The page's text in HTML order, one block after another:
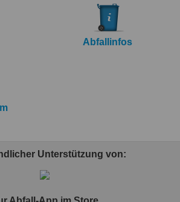
Abfallinfos
Unterstützung von: